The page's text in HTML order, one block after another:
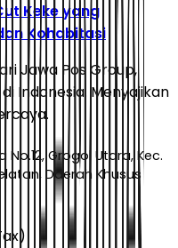
Keke yang
Kohabitasi
Jawa Pos Group,
Indonesia. Menyajikan
No.12, Grogol Utara, Kec.
Daerah Khusus